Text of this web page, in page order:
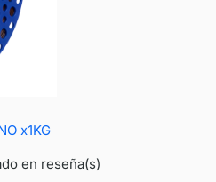
x1KG
en reseña(s)